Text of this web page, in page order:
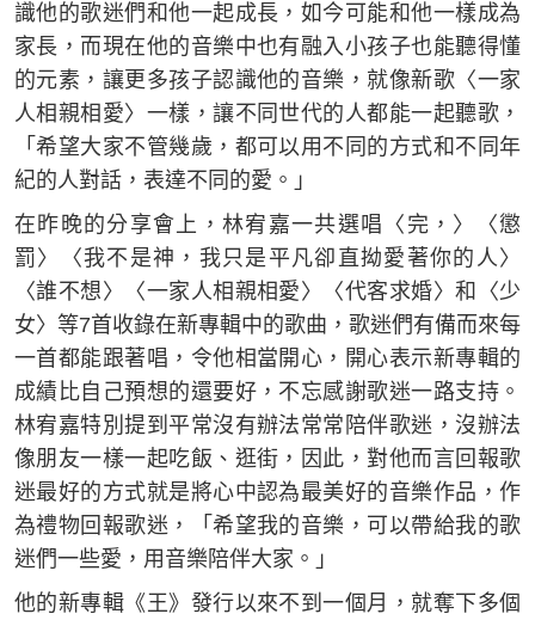
識他的歌迷們和他一起成長，如今可能和他一樣成為
家長，而現在他的音樂中也有融入小孩子也能聽得懂
的元素，讓更多孩子認識他的音樂，就像新歌〈一家
人相親相愛〉一樣，讓不同世代的人都能一起聽歌，
「希望大家不管幾歲，都可以用不同的方式和不同年
紀的人對話，表達不同的愛。」
在昨晚的分享會上，林宥嘉一共選唱〈完，〉〈懲
罰〉〈我不是神，我只是平凡卻直拗愛著你的人〉
〈誰不想〉〈一家人相親相愛〉〈代客求婚〉和〈少
女〉等7首收錄在新專輯中的歌曲，歌迷們有備而來每
一首都能跟著唱，令他相當開心，開心表示新專輯的
成績比自己預想的還要好，不忘感謝歌迷一路支持。
林宥嘉特別提到平常沒有辦法常常陪伴歌迷，沒辦法
像朋友一樣一起吃飯、逛街，因此，對他而言回報歌
迷最好的方式就是將心中認為最美好的音樂作品，作
為禮物回報歌迷，「希望我的音樂，可以帶給我的歌
迷們一些愛，用音樂陪伴大家。」
他的新專輯《王》發行以來不到一個月，就奪下多個